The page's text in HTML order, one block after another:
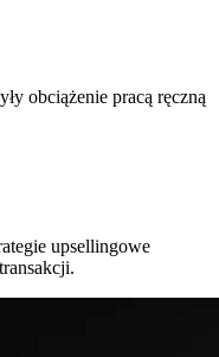
obciążenie pracą ręczną
upsellingowe